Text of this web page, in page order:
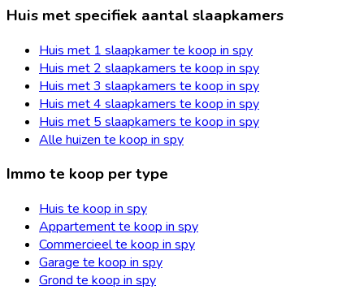
Huis met specifiek aantal slaapkamers
Huis met 1 slaapkamer te koop in spy
Huis met 2 slaapkamers te koop in spy
Huis met 3 slaapkamers te koop in spy
Huis met 4 slaapkamers te koop in spy
Huis met 5 slaapkamers te koop in spy
Alle huizen te koop in spy
Immo te koop per type
Huis te koop in spy
Appartement te koop in spy
Commercieel te koop in spy
Garage te koop in spy
Grond te koop in spy